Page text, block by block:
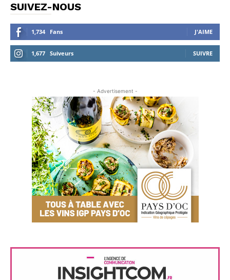
SUIVEZ-NOUS
1,734 Fans J'AIME
1,677 Suiveurs SUIVRE
- Advertisement -